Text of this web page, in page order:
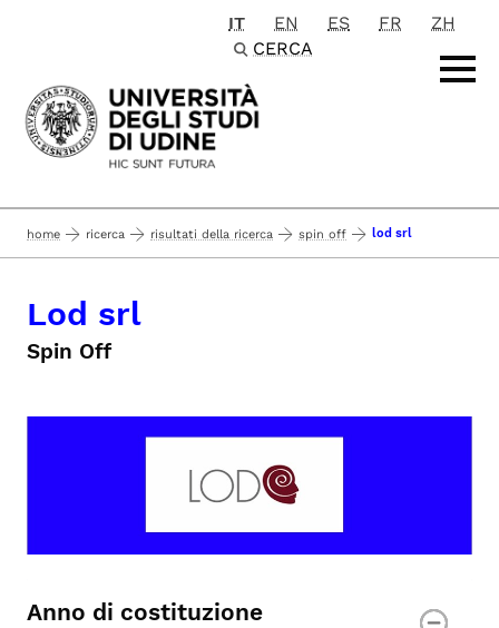
Passa al contenuto principale
IT EN ES FR
ZH
CERCA
home ricerca risultati della ricerca spin off lod srl
Lod srl
Spin Off
Anno di costituzione